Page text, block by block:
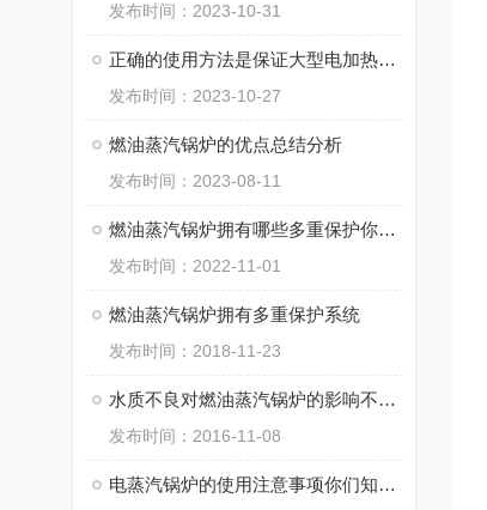
发布时间：2023-10-31
正确的使用方法是保证大型电加热蒸汽锅炉的安全运行的关键
发布时间：2023-10-27
燃油蒸汽锅炉的优点总结分析
发布时间：2023-08-11
燃油蒸汽锅炉拥有哪些多重保护你知道么
发布时间：2022-11-01
燃油蒸汽锅炉拥有多重保护系统
发布时间：2018-11-23
水质不良对燃油蒸汽锅炉的影响不容忽视
发布时间：2016-11-08
电蒸汽锅炉的使用注意事项你们知道么